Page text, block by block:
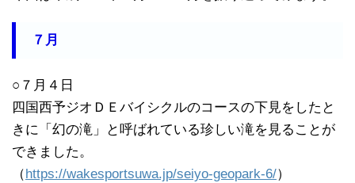
７月
○７月４日
四国西予ジオＤＥバイシクルのコースの下見をしたと
きに「幻の滝」と呼ばれている珍しい滝を見ることが
できました。
（https://wakesportsuwa.jp/seiyo-geopark-6/）